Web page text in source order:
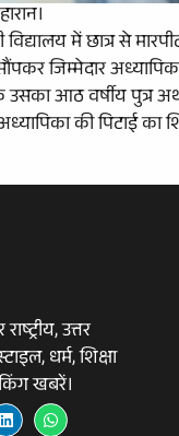
में छात्र से
जिम्मेदार
आठ वर्षीय पुत्र
की पिटाई
उत्तर
धर्म, शिक्षा
खबरें।